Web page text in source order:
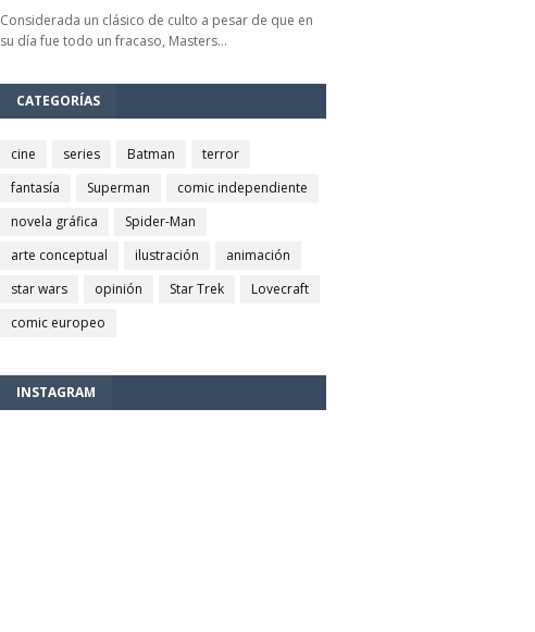
Considerada un clásico de culto a pesar de que en
su día fue todo un fracaso, Masters…
CATEGORÍAS
cine series Batman
terror
fantasía
Superman
comic independiente
novela gráfica
Spider-Man
arte conceptual
ilustración
animación
star wars
opinión Star Trek
Lovecraft
comic europeo
INSTAGRAM